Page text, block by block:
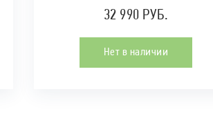
32 990 РУБ.
Нет в наличии